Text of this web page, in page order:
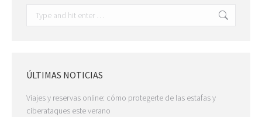
ÚLTIMAS NOTICIAS
Viajes y reservas online: cómo protegerte de las estafas y
ciberataques este verano